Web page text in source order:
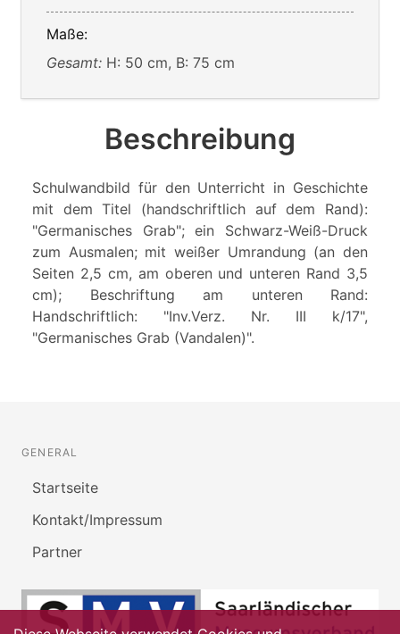
Maße:
Gesamt: H: 50 cm, B: 75 cm
Beschreibung
Schulwandbild für den Unterricht in Geschichte
mit dem Titel (handschriftlich auf dem Rand):
"Germanisches Grab"; ein Schwarz-Weiß-Druck
zum Ausmalen; mit weißer Umrandung (an den
Seiten 2,5 cm, am oberen und unteren Rand 3,5
cm); Beschriftung am unteren Rand:
Handschriftlich: "Inv.Verz. Nr. III k/17",
"Germanisches Grab (Vandalen)".
GENERAL
Startseite
Kontakt/Impressum
Partner